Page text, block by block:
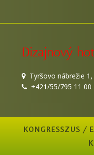
Dizajnový
Tyršovo nábrežie
+421/55/795 11 00
KONGRESSZUS /